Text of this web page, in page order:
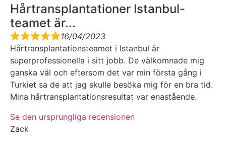
Hårtransplantationer Istanbul-
teamet är...
16/04/2023
Hårtransplantationsteamet i Istanbul är
superprofessionella i sitt jobb. De välkomnade mig
ganska väl och eftersom det var min första gång i
Turkiet sa de att jag skulle besöka mig för en bra tid.
Mina hårtransplantationsresultat var enastående.
Se den ursprungliga recensionen
Zack